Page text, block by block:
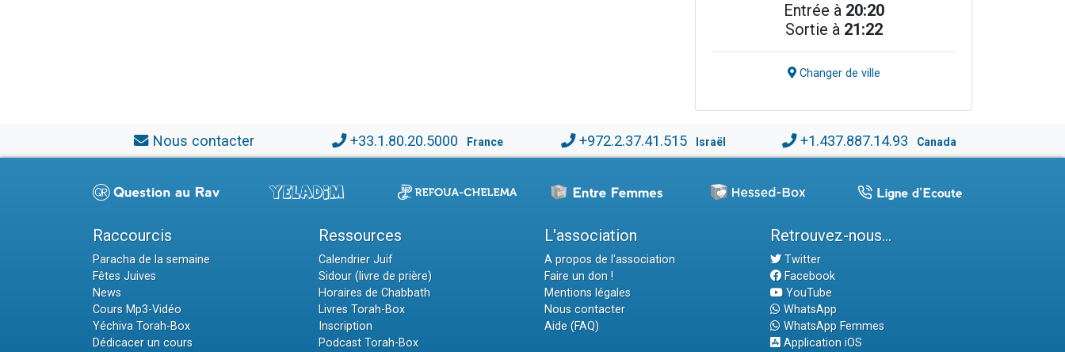
Entrée à 20:20
Sortie à 21:22
Changer de ville
Nous contacter +33.1.80.20.5000 France +972.2.37.41.515 Israël +1.437.887.14.93 Canada
Raccourcis
Paracha de la semaine
Fêtes Juives
News
Cours Mp3-Vidéo
Yéchiva Torah-Box
Dédicacer un cours
Ressources
Calendrier Juif
Sidour (livre de prière)
Horaires de Chabbath
Livres Torah-Box
Inscription
Podcast Torah-Box
L'association
A propos de l'association
Faire un don !
Mentions légales
Nous contacter
Aide (FAQ)
Retrouvez-nous...
Twitter
Facebook
YouTube
WhatsApp
WhatsApp Femmes
Application iOS